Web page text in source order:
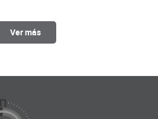
Ver más